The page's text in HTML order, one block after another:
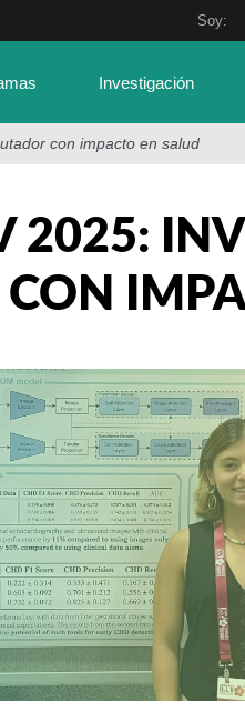
Soy:
Investigación
con impacto en salud
2025: